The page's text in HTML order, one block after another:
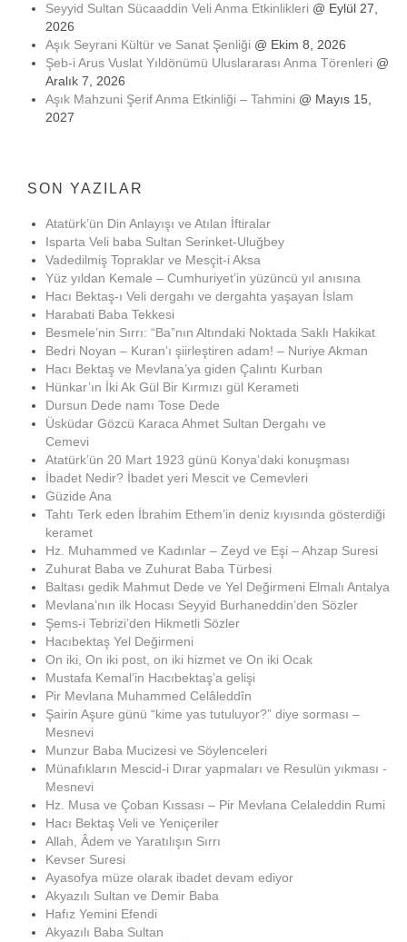
Seyyid Sultan Sücaaddin Veli Anma Etkinlikleri @ Eylül 27,
2026
Aşık Seyrani Kültür ve Sanat Şenliği @ Ekim 8, 2026
Şeb-i Arus Vuslat Yıldönümü Uluslararası Anma Törenleri @
Aralık 7, 2026
Aşık Mahzuni Şerif Anma Etkinliği – Tahmini @ Mayıs 15,
2027
SON YAZILAR
Atatürk’ün Din Anlayışı ve Atılan İftiralar
Isparta Veli baba Sultan Serinket-Uluğbey
Vadedilmiş Topraklar ve Mesçit-i Aksa
Yüz yıldan Kemale – Cumhuriyet’in yüzüncü yıl anısına
Hacı Bektaş-ı Veli dergahı ve dergahta yaşayan İslam
Harabati Baba Tekkesi
Besmele’nin Sırrı: “Ba”nın Altındaki Noktada Saklı Hakikat
Bedri Noyan – Kuran’ı şiirleştiren adam! – Nuriye Akman
Hacı Bektaş ve Mevlana’ya giden Çalıntı Kurban
Hünkar’ın İki Ak Gül Bir Kırmızı gül Kerameti
Dursun Dede namı Tose Dede
Üsküdar Gözcü Karaca Ahmet Sultan Dergahı ve
Cemevi
Atatürk’ün 20 Mart 1923 günü Konya’daki konuşması
İbadet Nedir? İbadet yeri Mescit ve Cemevleri
Güzide Ana
Tahtı Terk eden İbrahim Ethem’in deniz kıyısında gösterdiği
keramet
Hz. Muhammed ve Kadınlar – Zeyd ve Eşi – Ahzap Suresi
Zuhurat Baba ve Zuhurat Baba Türbesi
Baltası gedik Mahmut Dede ve Yel Değirmeni Elmalı Antalya
Mevlana’nın ilk Hocası Seyyid Burhaneddin’den Sözler
Şems-i Tebrizi’den Hikmetli Sözler
Hacıbektaş Yel Değirmeni
On iki, On iki post, on iki hizmet ve On iki Ocak
Mustafa Kemal’in Hacıbektaş’a gelişi
Pir Mevlana Muhammed Celâleddîn
Şairin Aşure günü “kime yas tutuluyor?” diye sorması –
Mesnevi
Munzur Baba Mucizesi ve Söylenceleri
Münafıkların Mescid-i Dırar yapmaları ve Resulün yıkması -
Mesnevi
Hz. Musa ve Çoban Kıssası – Pir Mevlana Celaleddin Rumi
Hacı Bektaş Veli ve Yeniçeriler
Allah, Âdem ve Yaratılışın Sırrı
Kevser Suresi
Ayasofya müze olarak ibadet devam ediyor
Akyazılı Sultan ve Demir Baba
Hafız Yemini Efendi
Akyazılı Baba Sultan